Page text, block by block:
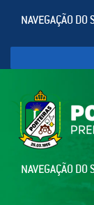
NAVEGAÇÃO DO
NAVEGAÇÃO DO